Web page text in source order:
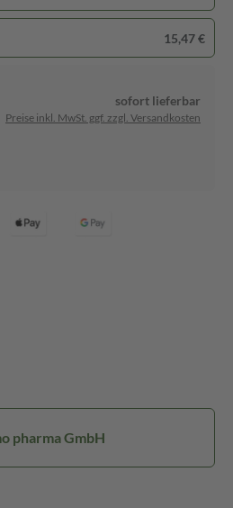
15,47 €
sofort lieferbar
Preise inkl. MwSt. ggf. zzgl. Versandkosten
pharma GmbH